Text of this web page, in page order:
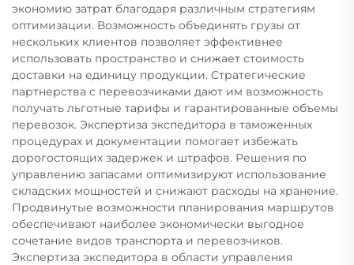
экономию затрат благодаря различным стратегиям
оптимизации. Возможность объединять грузы от
нескольких клиентов позволяет эффективнее
использовать пространство и снижает стоимость
доставки на единицу продукции. Стратегические
партнерства с перевозчиками дают им возможность
получать льготные тарифы и гарантированные объемы
перевозок. Экспертиза экспедитора в таможенных
процедурах и документации помогает избежать
дорогостоящих задержек и штрафов. Решения по
управлению запасами оптимизируют использование
складских мощностей и снижают расходы на хранение.
Продвинутые возможности планирования маршрутов
обеспечивают наиболее экономически выгодное
сочетание видов транспорта и перевозчиков.
Экспертиза экспедитора в области управления